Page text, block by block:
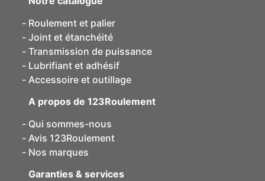
Roulement et palier
Joint et étanchéité
Transmission de puissance
Lubrifiant et adhésif
Accessoire et outillage
A propos de 123Roulement
Qui sommes-nous
Avis 123Roulement
Nos marques
Garanties & services